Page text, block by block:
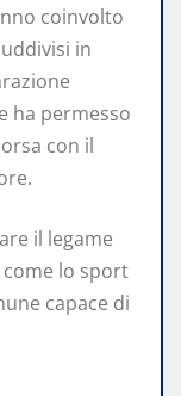
coinvolto
in
ha permesso
con il
il legame
lo sport
capace di